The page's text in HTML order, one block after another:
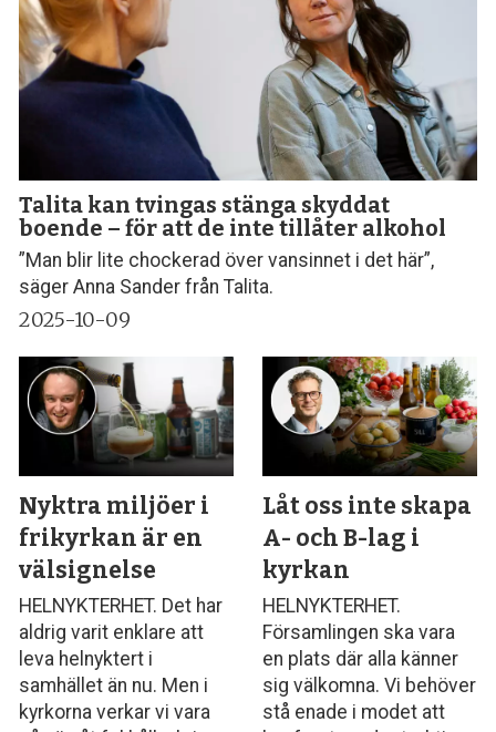
Talita kan tvingas stänga skyddat
boende – för att de inte tillåter alkohol
”Man blir lite chockerad över vansinnet i det här”,
säger Anna Sander från Talita.
2025-10-09
Nyktra miljöer i
frikyrkan är en
välsignelse
HELNYKTERHET. Det har
aldrig varit enklare att
leva helnyktert i
samhället än nu. Men i
kyrkorna verkar vi vara
Låt oss inte skapa
A- och B-lag i
kyrkan
HELNYKTERHET.
Församlingen ska vara
en plats där alla känner
sig välkomna. Vi behöver
stå enade i modet att